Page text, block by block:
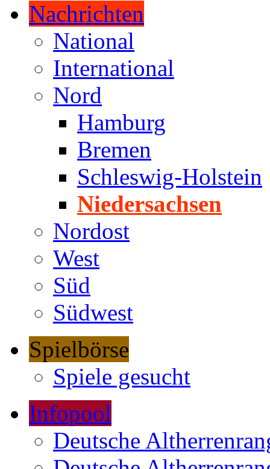
Nachrichten
National
International
Nord
Hamburg
Bremen
Schleswig-Holstein
Niedersachsen
Nordost
West
Süd
Südwest
Spielbörse
Spiele gesucht
Infopool
Deutsche